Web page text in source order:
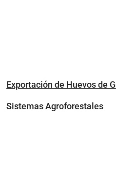
Exportación de Huevos de
Sistemas Agroforestales